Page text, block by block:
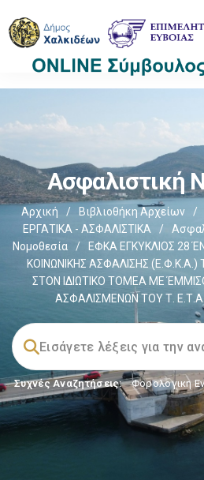
Ασφαλιστική
Αρχική / Βιβλιοθήκη Αρχείων /
ΕΡΓΑΤΙΚΑ - ΑΣΦΑΛΙΣΤΙΚΑ
/
Νομοθεσία
/
ΕΦΚΑ ΕΓΚΥΚΛΙΟΣ 28
ΚΟΙΝΩΝΙΚΗΣ ΑΣΦΑΛΙΣΗΣ
ΣΤΟΝ ΙΔΙΩΤΙΚΟ ΤΟΜΕΑ ΜΕ
ΑΣΦΑΛΙΣΜΕΝΩΝ ΤΟΥ Τ.
Συχνές Αναζητήσεις: Φορολογικη